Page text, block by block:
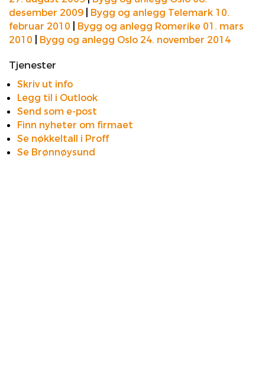
desember 2009
Bygg og anlegg Telemark 10.
februar 2010
Bygg og anlegg Romerike 01. mars
2010
Bygg og anlegg Oslo 24. november 2014
Tjenester
Skriv ut info
Legg til i Outlook
Send som e-post
Finn nyheter om firmaet
Se nøkkeltall i Proff
Se Brønnøysund